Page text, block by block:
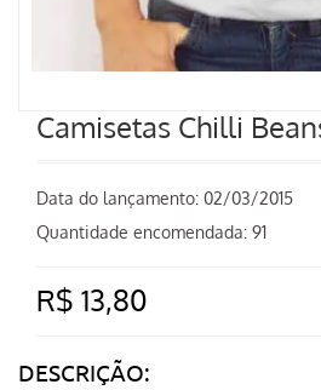
Camisetas Chilli
Data do lançamento: 02/03/2015
Quantidade encomendada: 91
R$ 13,80
DESCRIÇÃO: